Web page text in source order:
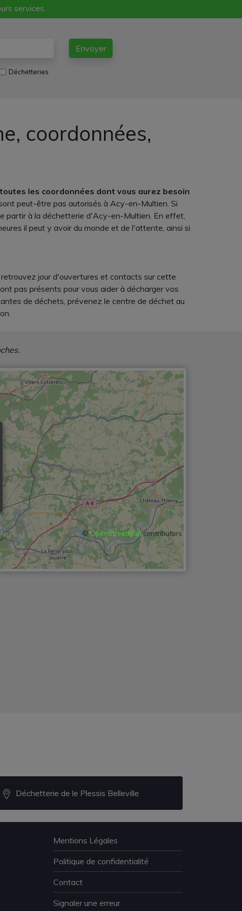
services.
Envoyer
Déchetteries
coordonnées,
toutes les coordonnées dont vous aurez besoin
peut-être pas autorisés à Acy-en-Multien. Si
partir à la déchetterie d'Acy-en-Multien. En effet,
il peut y avoir du monde et de l'attente, ainsi si
jour d'ouvertures et contacts sur cette
pas présents pour vous aider à décharger vos
de déchets, prévenez le centre de déchet au
©OpenStreetMapcontributors
Déchetterie de le Plessis Belleville
Mentions Légales
Politique de confidentialité
Contact
Signaler une erreur